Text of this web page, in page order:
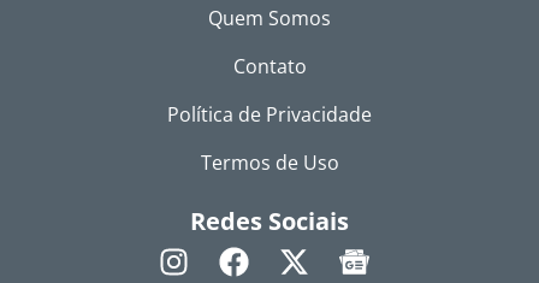
Quem Somos
Contato
Política de Privacidade
Termos de Uso
Redes Sociais